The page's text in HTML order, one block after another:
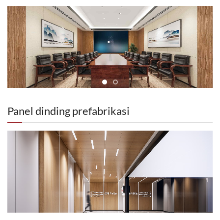
panel vinil untuk penutup dinding
Pinger di dinding. 7.Menggulung dengan roller untuk
mengeluarkan gas antara dinding dan panel. Pemasangan
panel dinding Pinger ●Aksesoris Panel Dinding Pinger 1.
Potongan Trim Aluminium 2. Potongan Warna Solid 3.
Pengisian Sealant yang Pas Aplikasi : ●Area dengan lalu
lintas tinggi dan berdampak tinggi. ruang pembersihan,
koridor. ruang kelas. kamar pasien/residen. ruang
Pilihan desain tanpa batas memungkinkan koordinasi
menjaga interior terlindungi dan tampak bagus ●Warna
Pinger merupakan bagian integral, membantu mengurangi
perubahan warna yang disebabkan oleh goresan Segmen
Bangunan . Penerbangan & Transportasi . Pendidikan .
Layanan Kesehatan . Perhotelan . Kantor & Penggunaan
Campuran . Ritel . Hunian Lansia . Olahraga & Hiburan
Sejarah Proyek Pinger ●Pinger kini memiliki lusinan
sakit, di mana higienis dan tahan lama panel dinding rumah sakit
sangatlah penting.
consistent throughout the material’s lifecycle. Engineered as a
rigid vinyl wall sheet, it offers robust wall protection
and superior impact - mitigation performance, making it
suitable for applications such as hotel interior wall panels, 3D
leather wall panels, carbon gold wall panels, and modern
design - focused wall cladding. Additionally, its waterproof,
fireproof, soundproof, and sound - absorbing properties,
render it ideal for demanding environments like hospitals,
where sanitary and long - lasting medical wall paneling are
critical. --------------占位-----------
Panel dinding prefabrikasi